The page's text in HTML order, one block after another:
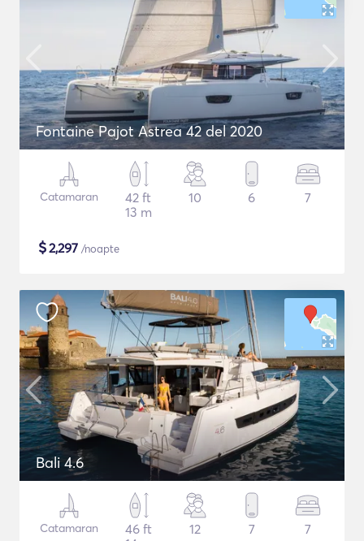
Fontaine Pajot Astrea 42 del 2020
Catamaran
42 ft
13 m
10 6 7
$2,297 /noapte
Bali 4.6
Catamaran
46 ft
12 7 7